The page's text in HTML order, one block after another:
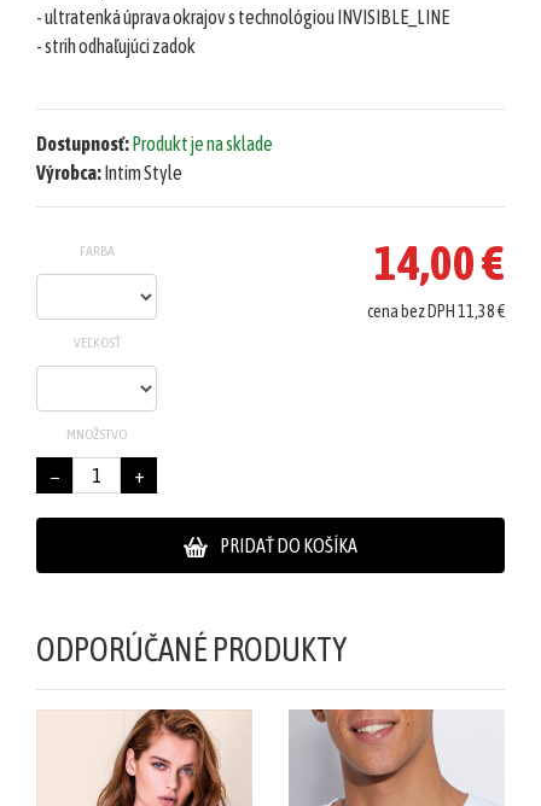
kabáty
Vianočné
šaty
Blúzky,
košele
- ultratenká úprava okrajov s technológiou INVISIBLE_LINE
- strih odhaľujúci zadok
Dostupnosť:Produkt je na sklade
Výrobca:Intim Style
14,00 €
cena bez DPH 11,38 €
FARBA
VEĽKOSŤ
MNOŽSTVO
− +
PRIDAŤ DO KOŠÍKA
ODPORÚČANÉ PRODUKTY